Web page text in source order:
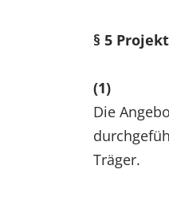
§ 5
(1)
Die
Träger.